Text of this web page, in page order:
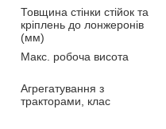
Товщина стінки стійок та
кріплень до лонжеронів
(мм)
Макс. робоча висота
Агрегатування з
тракторами, клас